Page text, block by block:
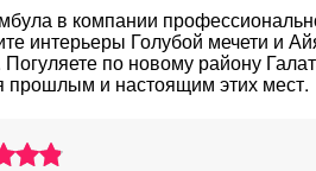
в компании
интерьеры Голубой мечети и
по новому району
и настоящим этих мест.